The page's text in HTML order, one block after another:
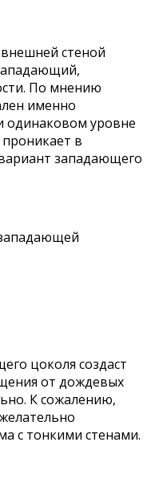
стеной
По мнению
именно
одинаковом уровне
проникает в
западающего
цоколя создаст
от дождевых
К сожалению,
с тонкими стенами.